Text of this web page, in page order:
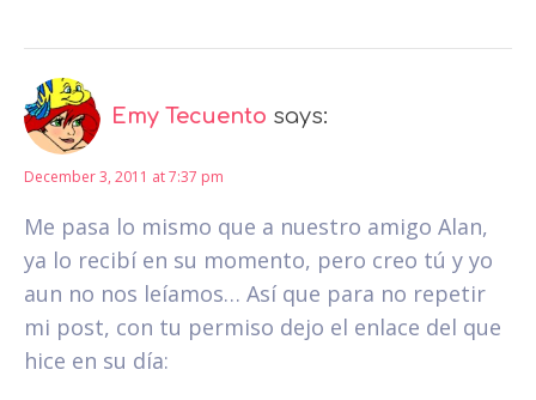
Emy Tecuento says:
December 3, 2011 at 7:37 pm
Me pasa lo mismo que a nuestro amigo Alan,
ya lo recibí en su momento, pero creo tú y yo
aun no nos leíamos… Así que para no repetir
mi post, con tu permiso dejo el enlace del que
hice en su día: